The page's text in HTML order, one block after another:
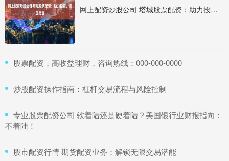
网上配资炒股公司 塔城股票配资：助力投资，掘金财富
​股票配资，高收益理财，咨询热线：000-000-0000
​炒股配资操作指南：杠杆交易流程与风险控制
​专业股票配资公司 软着陆还是硬着陆？美国银行业财报指向：
不着陆！
​股市配资行情 期货配资业务：解锁无限交易潜能